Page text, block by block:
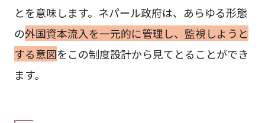
とを意味します。ネパール政府は、あらゆる形態
の外国資本流入を一元的に管理し、監視しようと
する意図をこの制度設計から見てとることができ
ます。